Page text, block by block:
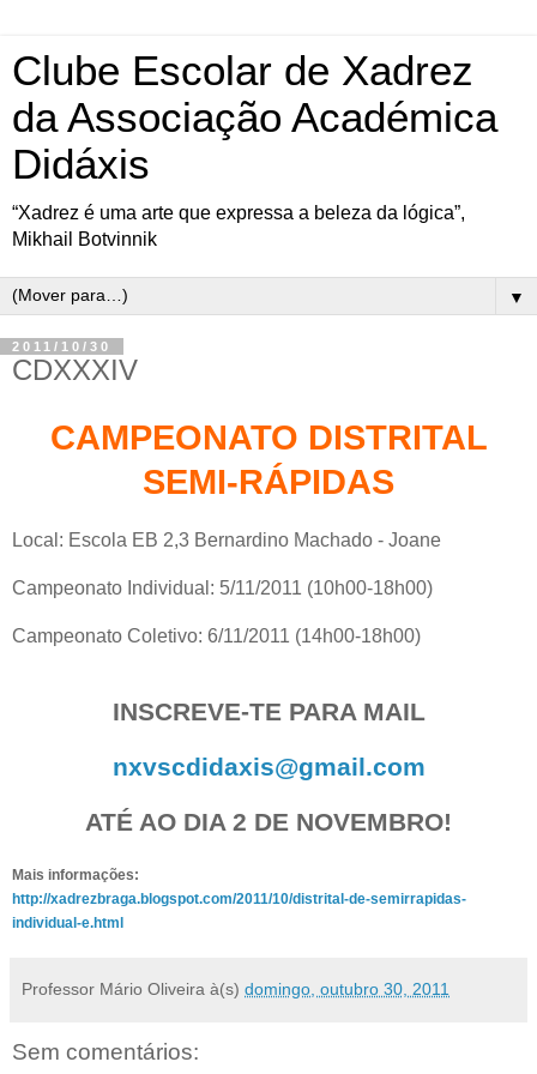
Clube Escolar de Xadrez
da Associação Académica
Didáxis
“Xadrez é uma arte que expressa a beleza da lógica”,
Mikhail Botvinnik
▼
2011/10/30
CDXXXIV
CAMPEONATO DISTRITAL
SEMI-RÁPIDAS
Local: Escola EB 2,3 Bernardino Machado - Joane
Campeonato Individual: 5/11/2011 (10h00-18h00)
Campeonato Coletivo: 6/11/2011 (14h00-18h00)
INSCREVE-TE PARA MAIL
nxvscdidaxis@gmail.com
ATÉ AO DIA 2 DE NOVEMBRO!
Mais informações:
http://xadrezbraga.blogspot.com/2011/10/distrital-de-semirrapidas-
individual-e.html
Professor Mário Oliveira à(s) domingo, outubro 30, 2011
Sem comentários: